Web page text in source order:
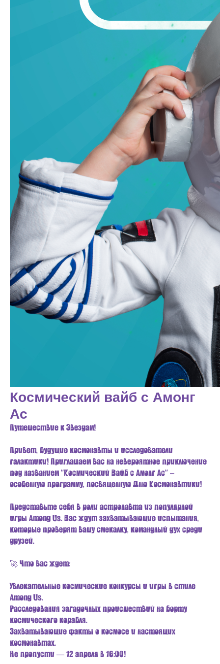
Космический вайб с Амонг
Ас
Путешествие к Звездам!
Привет, будущие космонавты и исследователи
галактики! Приглашаем вас на невероятное приключение
под названием "Космический Вайб с Амонг Ас" –
особенную программу, посвященную Дню Космонавтики!
Представьте себя в роли астронавта из популярной
игры Among Us. Вас ждут захватывающие испытания,
которые проверят вашу смекалку, командный дух среди
друзей.
🚀 Что вас ждет:
Увлекательные космические конкурсы и игры в стиле
Among Us.
Расследования загадочных происшествий на борту
космического корабля.
Захватывающие факты о космосе и настоящих
космонавтах.
Не пропусти — 12 апреля в 16:00!